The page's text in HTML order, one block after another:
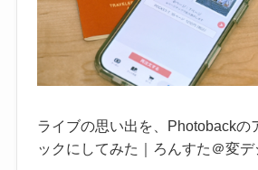
ライブの思い出を、Photobackの
ックにしてみた｜ろんすた＠変